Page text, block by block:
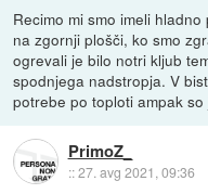
Recimo mi smo imeli
na zgornji plošči, ko smo
ogrevali je bilo notri kljub
spodnjega nadstropja. V
potrebe po toploti ampak
PrimoZ_
::27. avg 2021, 09:36